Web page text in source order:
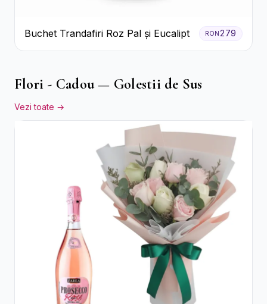
Buchet Trandafiri Roz Pal și Eucalipt RON279
Flori - Cadou — Golestii de Sus
Vezi toate →